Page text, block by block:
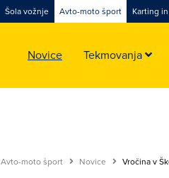
Šola vožnje Avto-moto šport Karting
Novice Tekmovanja
Avto-moto šport Novice Vročina v